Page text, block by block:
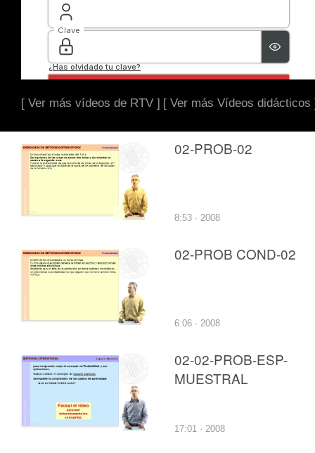
[ Ver más vídeos de RTV ] [ Ver más Vídeos didácticos
02-PROB-02
8:53 · 2008
02-PROB COND-02
6:06 · 2008
02-02-PROB-ESP-
MUESTRAL
17:01 · 2008